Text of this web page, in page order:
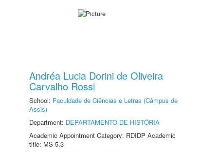
Andréa Lucia Dorini de Oliveira
Carvalho Rossi
School: Faculdade de Ciências e Letras (Câmpus de
Assis)
Department: DEPARTAMENTO DE HISTÓRIA
Academic Appointment Category: RDIDP Academic
title: MS-5.3